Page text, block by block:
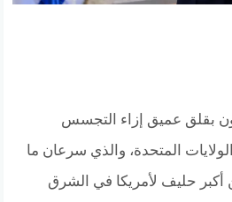
بقلق عميق إزاء التجسس
المتحدة، والذي سرعان ما
أكبر حليف لأمريكا في الشرق